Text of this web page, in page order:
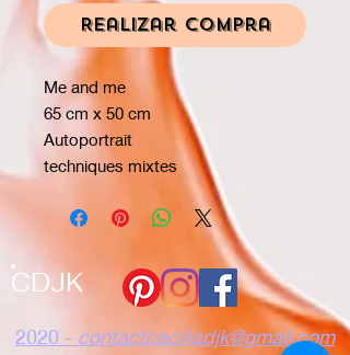
Realizar compra
Me and me
65 cm x 50 cm
Autoportrait
techniques mixtes
2020 - contactceciliadjk@gmail.com
CDJK